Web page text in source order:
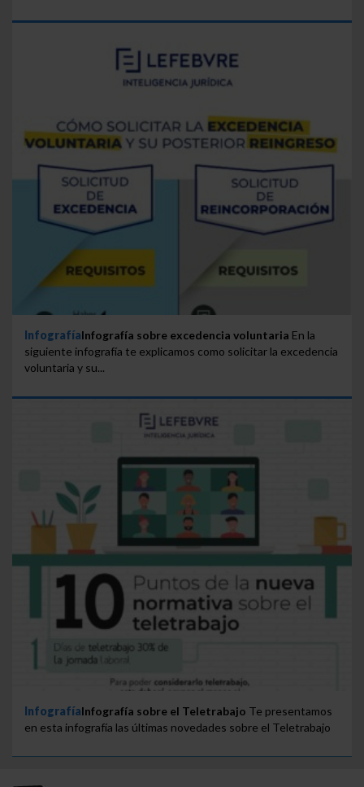
InfografíaInfografía sobre excedencia voluntaria En la
siguiente infografía te explicamos como solicitar la excedencia
voluntaria y su...
InfografíaInfografía sobre el Teletrabajo Te presentamos
en esta infografía las últimas novedades sobre el Teletrabajo